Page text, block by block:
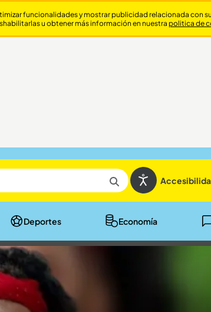
Deportes Economía
funcionalidades y mostrar publicidad relacionada con
u obtener más información en nuestra politica de